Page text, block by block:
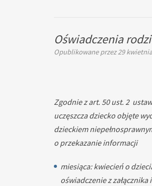
Oświadczenia
Opublikowane przez29
Zgodnie z art. 50 ust. 2
uczęszcza dziecko objęte
dzieckiem
o przekazanie informacji
miesiąca: kwiecień o
oświadczenie z